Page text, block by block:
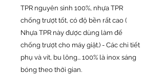
TPR nguyên sinh 100%, nhựa TPR
chống trượt tốt, có độ bền rất cao (
Nhựa TPR này được dùng làm đế
chống trượt cho máy giặt.) - Các chi tiết
phụ và vít, bu lông... 100% là inox sáng
bóng theo thời gian.